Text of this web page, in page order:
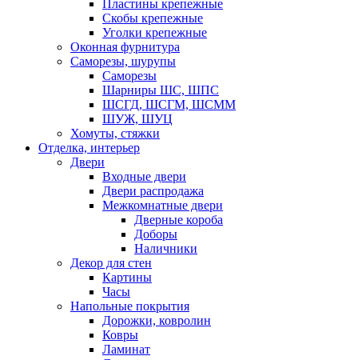
Пластины крепежные
Скобы крепежные
Уголки крепежные
Оконная фурнитура
Саморезы, шурупы
Саморезы
Шарниры ШС, ШПС
ШСГД, ШСГМ, ШСММ
ШУЖ, ШУЦ
Хомуты, стяжки
Отделка, интерьер
Двери
Входные двери
Двери распродажа
Межкомнатные двери
Дверные короба
Доборы
Наличники
Декор для стен
Картины
Часы
Напольные покрытия
Дорожки, ковролин
Ковры
Ламинат